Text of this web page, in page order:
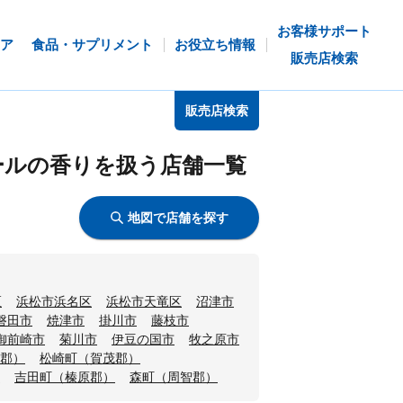
食品・サプリメント お役立ち情報
お客様サポート
販売店検索
販売店検索
の香りを扱う店舗一覧
地図で店舗を探す
浜松市浜名区 浜松市天竜区
沼津市
田市 焼津市 掛川市
藤枝市
前崎市 菊川市 伊豆の国市
牧之原市
）
松崎町（賀茂郡）
吉田町（榛原郡） 森町（周智郡）